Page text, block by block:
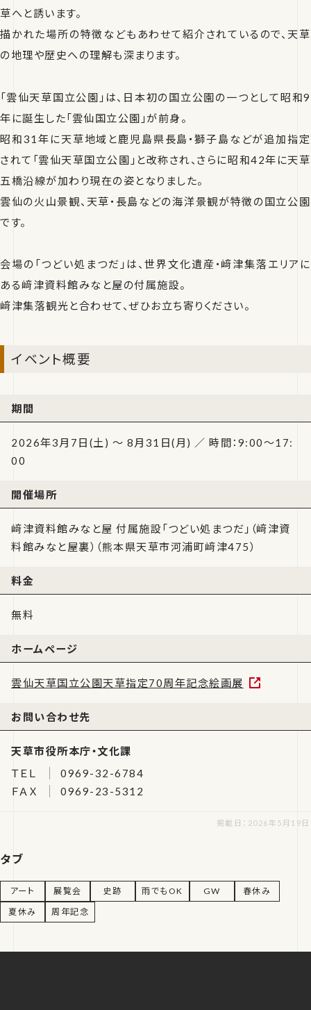
草へと誘います。
描かれた場所の特徴などもあわせて紹介されているので、天草
の地理や歴史への理解も深まります。
「雲仙天草国立公園」は、日本初の国立公園の一つとして昭和9
年に誕生した「雲仙国立公園」が前身。
昭和31年に天草地域と鹿児島県長島・獅子島などが追加指定
されて「雲仙天草国立公園」と改称され、さらに昭和42年に天草
五橋沿線が加わり現在の姿となりました。
雲仙の火山景観、天草・長島などの海洋景観が特徴の国立公園
です。
会場の「つどい処まつだ」は、世界文化遺産・﨑津集落エリアに
ある﨑津資料館みなと屋の付属施設。
﨑津集落観光と合わせて、ぜひお立ち寄りください。
イベント概要
期間
2026年3月7日(土) ～ 8月31日(月) ／ 時間：9:00～17:
00
開催場所
﨑津資料館みなと屋 付属施設「つどい処まつだ」（﨑津資
料館みなと屋裏）（熊本県天草市河浦町﨑津475）
料金
無料
ホームページ
雲仙天草国立公園天草指定70周年記念絵画展
お問い合わせ先
天草市役所本庁・文化課
ＴＥＬ
0969-32-6784
ＦＡＸ
0969-23-5312
掲載日：2026年5月19日
タブ
アート 展覧会 史跡 雨でもOK GW
春休み
夏休み
周年記念